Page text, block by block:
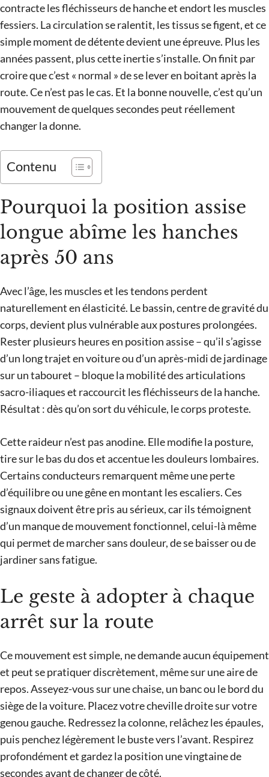
contracte les fléchisseurs de hanche et endort les muscles
fessiers. La circulation se ralentit, les tissus se figent, et ce
simple moment de détente devient une épreuve. Plus les
années passent, plus cette inertie s’installe. On finit par
croire que c’est « normal » de se lever en boitant après la
route. Ce n’est pas le cas. Et la bonne nouvelle, c’est qu’un
mouvement de quelques secondes peut réellement
changer la donne.
Contenu
Pourquoi la position assise
longue abîme les hanches
après 50 ans
Avec l’âge, les muscles et les tendons perdent
naturellement en élasticité. Le bassin, centre de gravité du
corps, devient plus vulnérable aux postures prolongées.
Rester plusieurs heures en position assise – qu’il s’agisse
d’un long trajet en voiture ou d’un après-midi de jardinage
sur un tabouret – bloque la mobilité des articulations
sacro-iliaques et raccourcit les fléchisseurs de la hanche.
Résultat : dès qu’on sort du véhicule, le corps proteste.
Cette raideur n’est pas anodine. Elle modifie la posture,
tire sur le bas du dos et accentue les douleurs lombaires.
Certains conducteurs remarquent même une perte
d’équilibre ou une gêne en montant les escaliers. Ces
signaux doivent être pris au sérieux, car ils témoignent
d’un manque de mouvement fonctionnel, celui-là même
qui permet de marcher sans douleur, de se baisser ou de
jardiner sans fatigue.
Le geste à adopter à chaque
arrêt sur la route
Ce mouvement est simple, ne demande aucun équipement
et peut se pratiquer discrètement, même sur une aire de
repos. Asseyez-vous sur une chaise, un banc ou le bord du
siège de la voiture. Placez votre cheville droite sur votre
genou gauche. Redressez la colonne, relâchez les épaules,
puis penchez légèrement le buste vers l’avant. Respirez
profondément et gardez la position une vingtaine de
secondes avant de changer de côté.